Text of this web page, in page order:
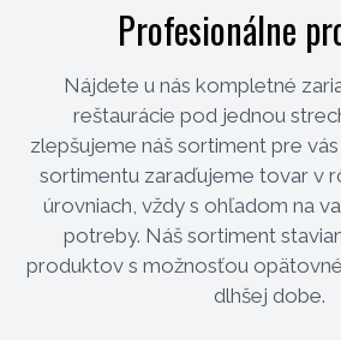
Profesionálne
Nájdete u nás kompletné
reštaurácie pod jednou
zlepšujeme náš sortiment pre
sortimentu zaraďujeme tovar v
úrovniach, vždy s ohľadom na
potreby. Náš sortiment
produktov s možnosťou
dlhšej dobe.